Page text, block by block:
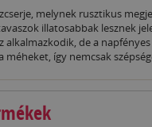
melynek rusztikus
illatosabbak lesznek
alkalmazkodik, de a
méheket, így nemcsak